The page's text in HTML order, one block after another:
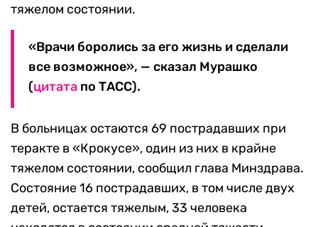
тяжелом состоянии.
«Врачи боролись за его жизнь и сделали
все возможное», — сказал Мурашко
(цитата по ТАСС).
В больницах остаются 69 пострадавших при
теракте в «Крокусе», один из них в крайне
тяжелом состоянии, сообщил глава Минздрава.
Состояние 16 пострадавших, в том числе двух
детей, остается тяжелым, 33 человека